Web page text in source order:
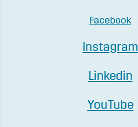
Facebook
Instagram
Linkedin
YouTube